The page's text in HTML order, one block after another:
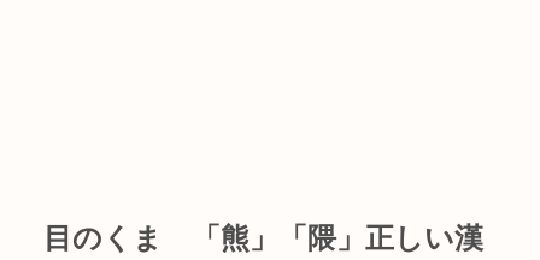
目のくま 「熊」「隈」正しい漢